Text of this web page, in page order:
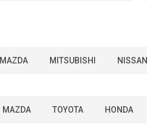
MAZDA MITSUBISHI NISSAN
MAZDA TOYOTA HONDA